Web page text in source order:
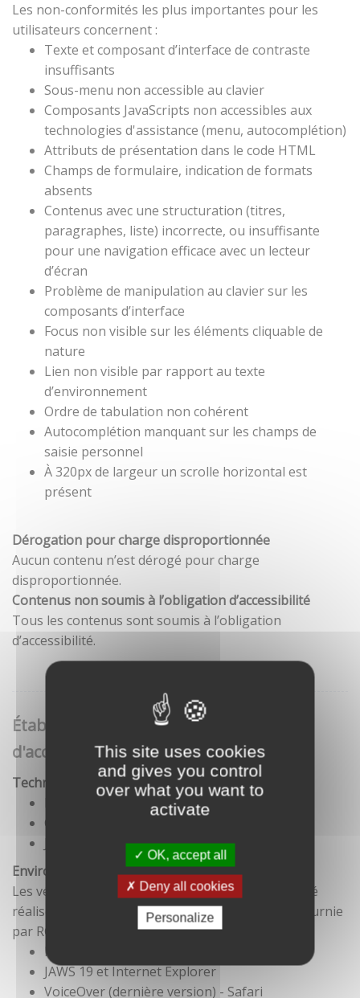
This site uses cookies
and gives you control
over what you want to
activate
OK, accept all
Deny all cookies
Personalize
Les non-conformités les plus importantes pour les
utilisateurs concernent :
Texte et composant d’interface de contraste
insuffisants
Sous-menu non accessible au clavier
Composants JavaScripts non accessibles aux
technologies d'assistance (menu, autocomplétion)
Attributs de présentation dans le code HTML
Champs de formulaire, indication de formats
absents
Contenus avec une structuration (titres,
paragraphes, liste) incorrecte, ou insuffisante
pour une navigation efficace avec un lecteur
d’écran
Problème de manipulation au clavier sur les
composants d’interface
Focus non visible sur les éléments cliquable de
nature
Lien non visible par rapport au texte
d’environnement
Ordre de tabulation non cohérent
Autocomplétion manquant sur les champs de
saisie personnel
À 320px de largeur un scrolle horizontal est
présent
Dérogation pour charge disproportionnée
Aucun contenu n’est dérogé pour charge
disproportionnée.
Contenus non soumis à l’obligation d’accessibilité
Tous les contenus sont soumis à l’obligation
d’accessibilité.
Établissement de cette déclaration
d'accessibilité
Technologies utilisées pour la réalisation du site
CSS
Environnement de test
Les vérifications de restitution de contenus ont été
réalisées conformément à la base de référence fournie
par RGAA 3.
Firefox et NVDA
JAWS 19 et Internet Explorer
VoiceOver (dernière version) - Safari